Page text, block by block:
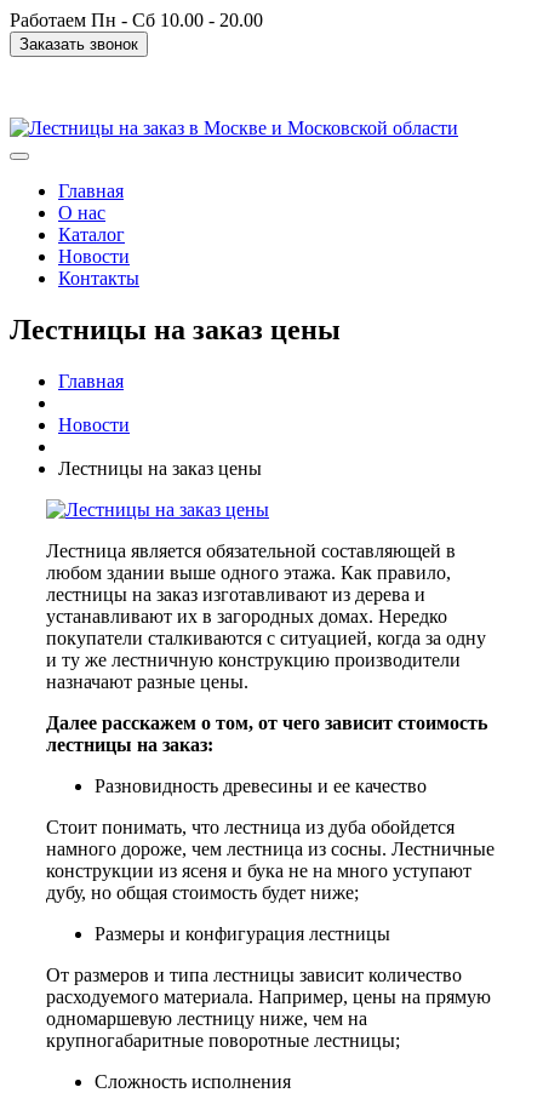
Работаем Пн - Сб 10.00 - 20.00
Заказать звонок
Главная
О нас
Каталог
Новости
Контакты
Лестницы на заказ цены
Главная
Новости
Лестницы на заказ цены
Лестница является обязательной составляющей в
любом здании выше одного этажа. Как правило,
лестницы на заказ изготавливают из дерева и
устанавливают их в загородных домах. Нередко
покупатели сталкиваются с ситуацией, когда за одну
и ту же лестничную конструкцию производители
назначают разные цены.
Далее расскажем о том, от чего зависит стоимость
лестницы на заказ:
Разновидность древесины и ее качество
Стоит понимать, что лестница из дуба обойдется
намного дороже, чем лестница из сосны. Лестничные
конструкции из ясеня и бука не на много уступают
дубу, но общая стоимость будет ниже;
Размеры и конфигурация лестницы
От размеров и типа лестницы зависит количество
расходуемого материала. Например, цены на прямую
одномаршевую лестницу ниже, чем на
крупногабаритные поворотные лестницы;
Сложность исполнения